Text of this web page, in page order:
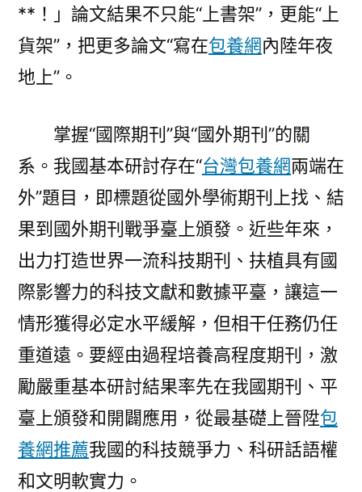
**！」論文結果不只能“上書架”，更能“上
貨架”，把更多論文“寫在包養網內陸年夜
地上”。
掌握“國際期刊”與“國外期刊”的關
系。我國基本研討存在“台灣包養網兩端在
外”題目，即標題從國外學術期刊上找、結
果到國外期刊戰爭臺上頒發。近些年來，
出力打造世界一流科技期刊、扶植具有國
際影響力的科技文獻和數據平臺，讓這一
情形獲得必定水平緩解，但相干任務仍任
重道遠。要經由過程培養高程度期刊，激
勵嚴重基本研討結果率先在我國期刊、平
臺上頒發和開闢應用，從最基礎上晉陞包
養網推薦我國的科技競爭力、科研話語權
和文明軟實力。